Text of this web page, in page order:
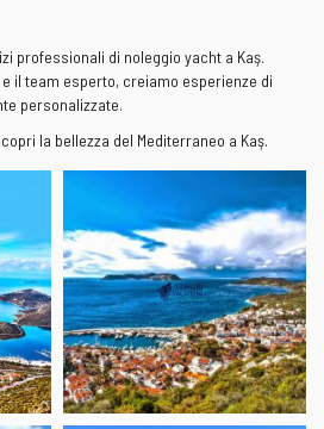
professionali di noleggio yacht a Kaş.
il team esperto, creiamo esperienze di
personalizzate.
la bellezza del Mediterraneo a Kaş.